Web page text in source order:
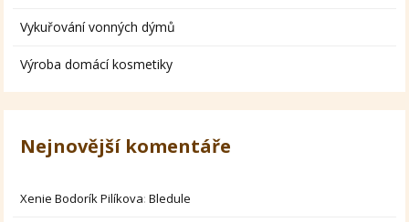
Vykuřování vonných dýmů
Výroba domácí kosmetiky
Nejnovější komentáře
Xenie Bodorík Pilíkova:Bledule